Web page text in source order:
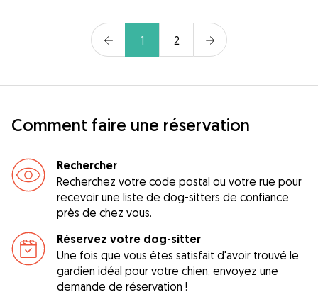
1 2
Comment faire une réservation
Rechercher
Recherchez votre code postal ou votre rue pour
recevoir une liste de dog-sitters de confiance
près de chez vous.
Réservez votre dog-sitter
Une fois que vous êtes satisfait d'avoir trouvé le
gardien idéal pour votre chien, envoyez une
demande de réservation !